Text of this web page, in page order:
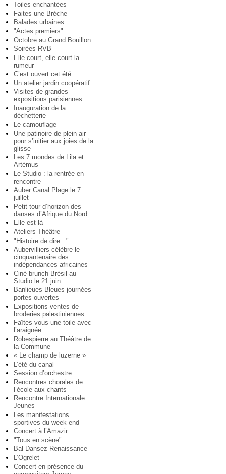
Toiles enchantées
Faites une Brèche
Balades urbaines
"Actes premiers"
Octobre au Grand Bouillon
Soirées RVB
Elle court, elle court la
rumeur
C’est ouvert cet été
Un atelier jardin coopératif
Visites de grandes
expositions parisiennes
Inauguration de la
déchetterie
Le camouflage
Une patinoire de plein air
pour s’initier aux joies de la
glisse
Les 7 mondes de Lila et
Artémus
Le Studio : la rentrée en
rencontre
Auber Canal Plage le 7
juillet
Petit tour d’horizon des
danses d’Afrique du Nord
Elle est là
Ateliers Théâtre
"Histoire de dire..."
Aubervilliers célèbre le
cinquantenaire des
indépendances africaines
Ciné-brunch Brésil au
Studio le 21 juin
Banlieues Bleues journées
portes ouvertes
Expositions-ventes de
broderies palestiniennes
Faîtes-vous une toile avec
l’araignée
Robespierre au Théâtre de
la Commune
« Le champ de luzerne »
L’été du canal
Session d’orchestre
Rencontres chorales de
l’école aux chants
Rencontre Internationale
Jeunes
Les manifestations
sportives du week end
Concert à l’Amazir
"Tous en scène"
Bal Dansez Renaissance
L’Ogrelet
Concert en présence du